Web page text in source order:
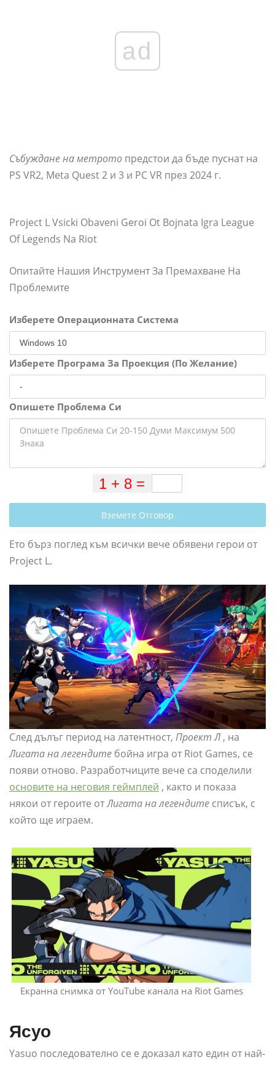
ad
Събуждане на метрото предстои да бъде пуснат на
PS VR2, Meta Quest 2 и 3 и PC VR през 2024 г.
Project L Vsicki Obaveni Geroi Ot Bojnata Igra League
Of Legends Na Riot
Опитайте Нашия Инструмент За Премахване На
Проблемите
Изберете Операционната Система
Изберете Програма За Проекция (По Желание)
Опишете Проблема Си
Вземете Отговор
Ето бърз поглед към всички вече обявени герои от
Project L.
След дълъг период на латентност, Проект Л, на
Лигата на легендите бойна игра от Riot Games, се
появи отново. Разработчиците вече са споделили
основите на неговия геймплей , както и показа
някои от героите отЛигата на легендите списък, с
който ще играем.
Екранна снимка от YouTube канала на Riot Games
Ясуо
Yasuo последователно се е доказал като един от най-